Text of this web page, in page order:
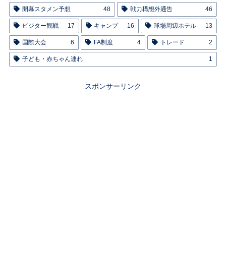
開幕スタメン予想 48 戦力構想外通告 46
ビジター観戦 17 キャンプ 16 球場周辺ホテル 13
国際大会 6 FA制度 4 トレード 2
子ども・赤ちゃん連れ 1
スポンサーリンク